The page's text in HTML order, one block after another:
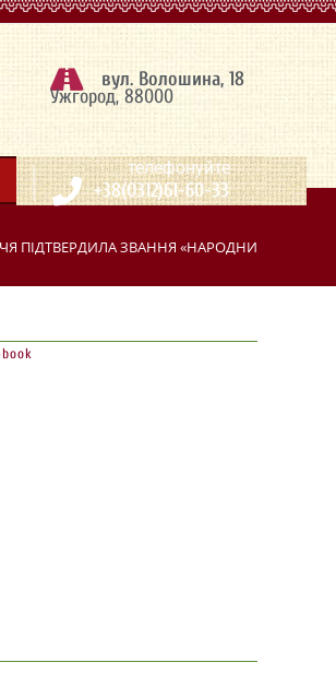
вул. Волошина, 18
Ужгород, 88000
| телефонуйте
+38(0312)61-60-33
ПІДТВЕРДИЛА ЗВАННЯ «НАРОДНИЙ